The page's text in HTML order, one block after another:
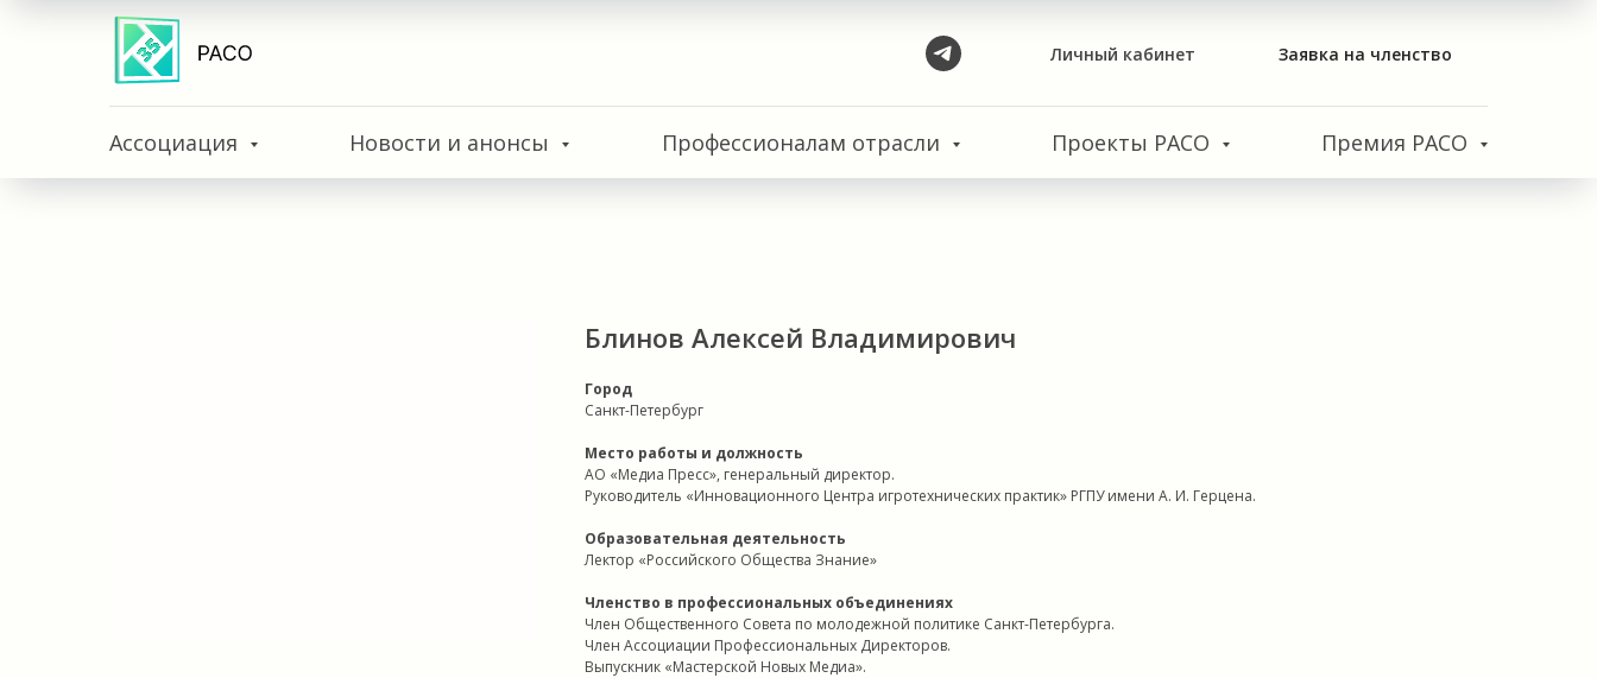
Личный кабинет Заявка на членство
Ассоциация Новости и анонсы Профессионалам отрасли Проекты РАСО Премия РАСО
Блинов Алексей Владимирович
Город
Санкт-Петербург
Место работы и должность
АО «Медиа Пресс», генеральный директор.
Руководитель «Инновационного Центра игротехнических практик» РГПУ имени А. И. Герцена.
Образовательная деятельность
Лектор «Российского Общества Знание»
Членство в профессиональных объединениях
Член Общественного Совета по молодежной политике Санкт-Петербурга.
Член Ассоциации Профессиональных Директоров.
Выпускник «Мастерской Новых Медиа».